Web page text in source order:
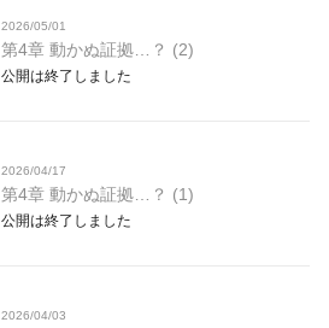
2026/05/01
第4章 動かぬ証拠…？ (2)
公開は終了しました
2026/04/17
第4章 動かぬ証拠…？ (1)
公開は終了しました
2026/04/03